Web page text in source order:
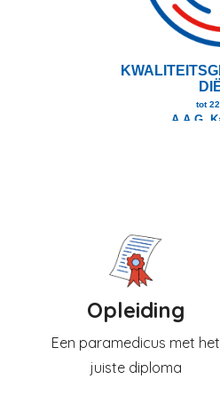
Opleiding
Een paramedicus met het
juiste diploma